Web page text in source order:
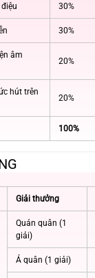
30%
30%
âm
20%
hút trên
20%
100%
Giải thưởng
Quán quân (1
giải)
Á quân (1 giải)